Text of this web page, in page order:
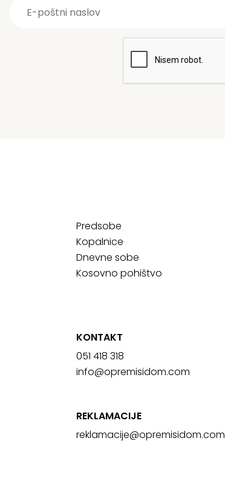
Predsobe
Kopalnice
Dnevne sobe
Kosovno pohištvo
KONTAKT
051 418 318
info@opremisidom.com
REKLAMACIJE
reklamacije@opremisidom.com